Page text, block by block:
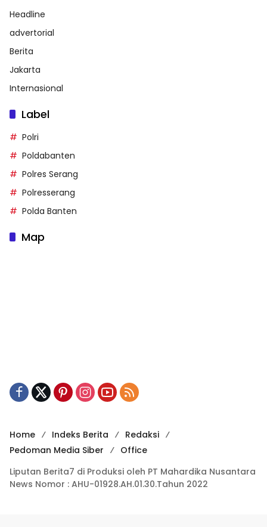
Headline
advertorial
Berita
Jakarta
Internasional
Label
Polri
Poldabanten
Polres Serang
Polresserang
Polda Banten
Map
Home Indeks Berita
Redaksi
Pedoman Media Siber
Office
Liputan Berita7 di Produksi oleh PT Mahardika Nusantara
News Nomor : AHU-01928.AH.01.30.Tahun 2022